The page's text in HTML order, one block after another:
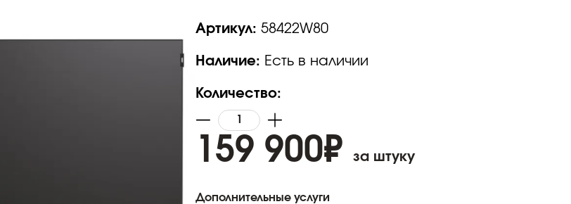
Артикул:58422W80
Наличие: Есть в наличии
Количество:
159 900₽ за штуку
Дополнительные услуги